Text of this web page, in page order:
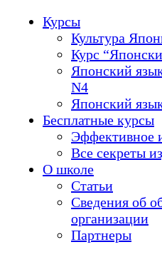
Курсы
Культура
Курс
Японский
N4
Японский
Бесплатные курсы
Эффективное
Все секреты
О школе
Статьи
Сведения об
организации
Партнеры